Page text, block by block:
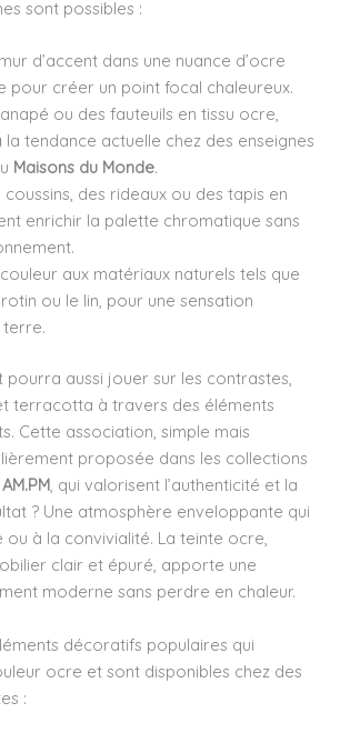
sont possibles :
d’accent dans une nuance d’ocre
pour créer un point focal chaleureux.
ou des fauteuils en tissu ocre,
tendance actuelle chez des enseignes
Maisons du Monde.
des rideaux ou des tapis en
enrichir la palette chromatique sans
aux matériaux naturels tels que
ou le lin, pour une sensation
terre.
pourra aussi jouer sur les contrastes,
terracotta à travers des éléments
Cette association, simple mais
proposée dans les collections
AM.PM, qui valorisent l’authenticité et la
? Une atmosphère enveloppante qui
ou à la convivialité. La teinte ocre,
clair et épuré, apporte une
moderne sans perdre en chaleur.
décoratifs populaires qui
ocre et sont disponibles chez des
: